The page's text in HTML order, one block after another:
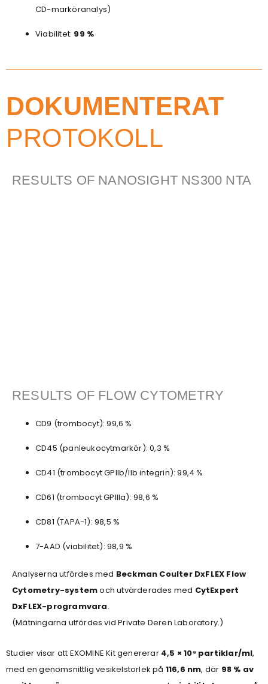
CD-marköranalys)
Viabilitet: 99 %
DOKUMENTERAT
PROTOKOLL
RESULTS OF NANOSIGHT NS300 NTA
RESULTS OF FLOW CYTOMETRY
CD9 (trombocyt): 99,6 %
CD45 (panleukocytmarkör): 0,3 %
CD41 (trombocyt GPIIb/IIb integrin): 99,4 %
CD61 (trombocyt GPIIIa): 98,6 %
CD81 (TAPA-1): 98,5 %
7-AAD (viabilitet): 98,9 %
Analyserna utfördes med Beckman Coulter DxFLEX Flow
Cytometry-systemoch utvärderades med CytExpert
DxFLEX-programvara.
(Mätningarna utfördes vid Private Deren Laboratory.)
Studier visar att EXOMINE Kit genererar 4,5 × 10⁹ partiklar/ml,
med en genomsnittlig vesikelstorlek på 116,6 nm, där 98 % av